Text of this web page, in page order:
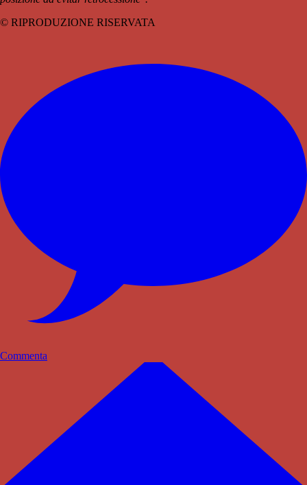
© RIPRODUZIONE RISERVATA
Commenta